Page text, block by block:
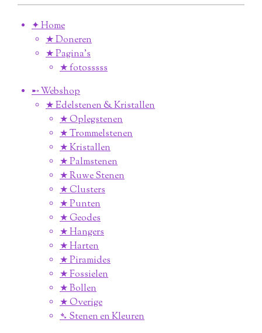
✦ Home
★ Doneren
★ Pagina’s
★ fotosssss
➸ Webshop
★ Edelstenen & Kristallen
★ Oplegstenen
★ Trommelstenen
★ Kristallen
★ Palmstenen
★ Ruwe Stenen
★ Clusters
★ Punten
★ Geodes
★ Hangers
★ Harten
★ Piramides
★ Fossielen
★ Bollen
★ Overige
➴ Stenen en Kleuren